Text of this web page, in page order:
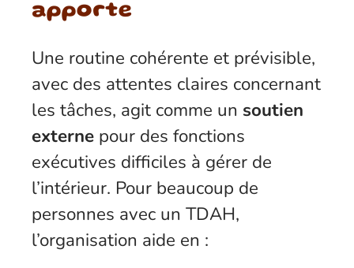
apporte
Une routine cohérente et prévisible,
avec des attentes claires concernant
les tâches, agit comme un soutien
externe pour des fonctions
exécutives difficiles à gérer de
l’intérieur. Pour beaucoup de
personnes avec un TDAH,
l’organisation aide en :